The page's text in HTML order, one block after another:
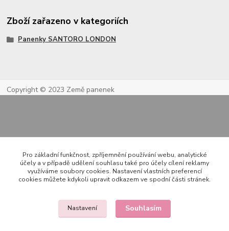
Zboží zařazeno v kategoriích
Panenky SANTORO LONDON
Copyright © 2023 Země panenek
Kontakty
722 000 724
Pro základní funkčnost, zpříjemnění používání webu, analytické
účely a v případě udělení souhlasu také pro účely cílení reklamy
využíváme soubory cookies. Nastavení vlastních preferencí
cookies můžete kdykoli upravit odkazem ve spodní části stránek.
Nastavení Souhlasím